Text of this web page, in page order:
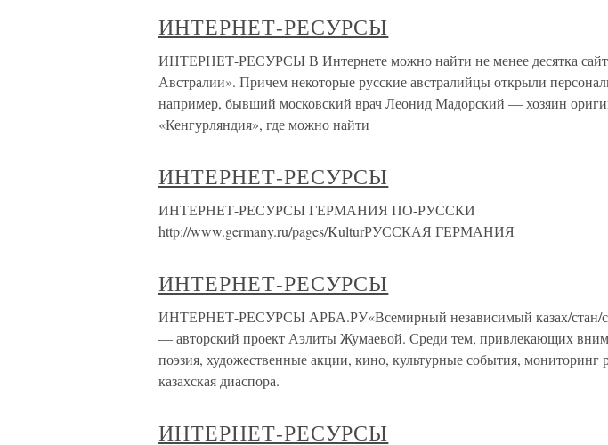
ИНТЕРНЕТ-РЕСУРСЫ
ИНТЕРНЕТ-РЕСУРСЫ В Интернете можно найти не менее десятка
Австралии». Причем некоторые русские австралийцы открыли
например, бывший московский врач Леонид Мадорский — хозяин
«Кенгурляндия», где можно найти
ИНТЕРНЕТ-РЕСУРСЫ
ИНТЕРНЕТ-РЕСУРСЫ ГЕРМАНИЯ ПО-РУССКИ
http://www.germany.ru/pages/KulturРУССКАЯ ГЕРМАНИЯ
ИНТЕРНЕТ-РЕСУРСЫ
ИНТЕРНЕТ-РЕСУРСЫ АРБА.РУ«Всемирный независимый казах/стан/
— авторский проект Аэлиты Жумаевой. Среди тем, привлекающих
поэзия, художественные акции, кино, культурные события, мониторинг
казахская диаспора.
ИНТЕРНЕТ-РЕСУРСЫ